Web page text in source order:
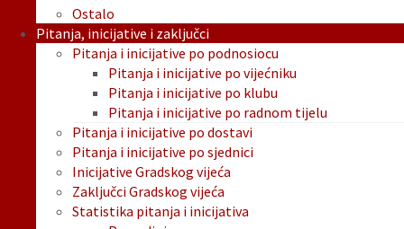
Ostalo
Pitanja, inicijative i zaključci
Pitanja i inicijative po podnosiocu
Pitanja i inicijative po vijećniku
Pitanja i inicijative po klubu
Pitanja i inicijative po radnom tijelu
Pitanja i inicijative po dostavi
Pitanja i inicijative po sjednici
Inicijative Gradskog vijeća
Zaključci Gradskog vijeća
Statistika pitanja i inicijativa